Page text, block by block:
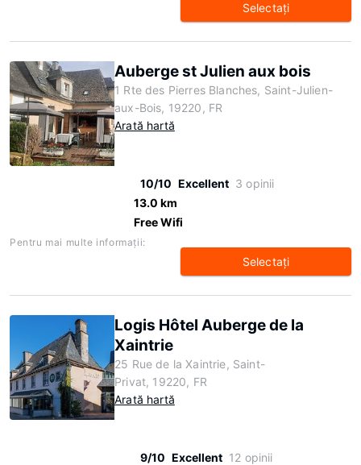
Selectaţi
Auberge st Julien aux bois
1 Rte des Pierres Blanches, Saint-Julien-
aux-Bois, 19220, FR
Arată hartă
10/10 Excellent 3 opinii
13.0 km
Free Wifi
Pentru mai multe informaţii:
Selectaţi
Logis Hôtel Auberge de la
Xaintrie
25 Rue de la Xaintrie, Saint-
Privat, 19220, FR
Arată hartă
9/10 Excellent 12 opinii